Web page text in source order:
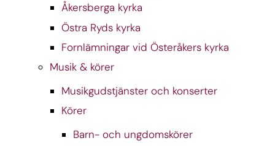
Åkersberga kyrka
Östra Ryds kyrka
Fornlämningar vid Österåkers kyrka
Musik & körer
Musikgudstjänster och konserter
Körer
Barn- och ungdomskörer